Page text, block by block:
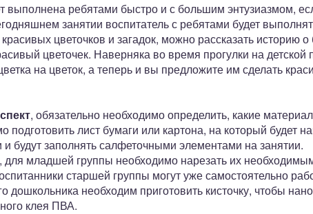
выполнена ребятами быстро и с большим энтузиазмом,
занятии воспитатель с ребятами будет
цветочков и загадок, можно рассказать историю о
цветочек. Наверняка во время прогулки на
на цветок, а теперь и вы предложите им сделать
, обязательно необходимо определить, какие
лист бумаги или картона, на который будет
будут заполнять салфеточными элементами на занятии.
для младшей группы необходимо нарезать их
старшей группы могут уже самостоятельно
необходим приготовить кисточку, чтобы
клея ПВА.